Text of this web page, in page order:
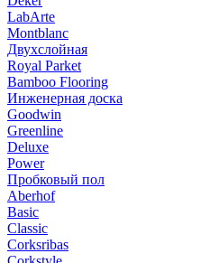
LabArte
Montblanc
Двухслойная
Royal Parket
Bamboo Flooring
Инженерная доска
Goodwin
Greenline
Deluxe
Power
Пробковый пол
Aberhof
Basic
Classic
Corksribas